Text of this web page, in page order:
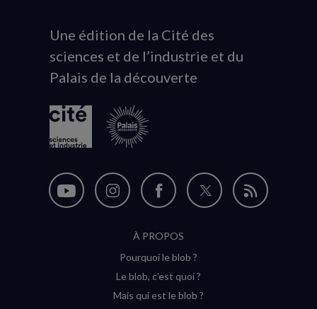
Animated
logo
Une édition de la Cité des
sciences et de l’industrie et du
Palais de la découverte
Follow
Follow
Instagram
(new
window)
Follow
Facebook
(new
window)
Follow
Flux
À PROPOS
Pourquoi le blob ?
Le blob, c'est quoi ?
Mais qui est le blob ?